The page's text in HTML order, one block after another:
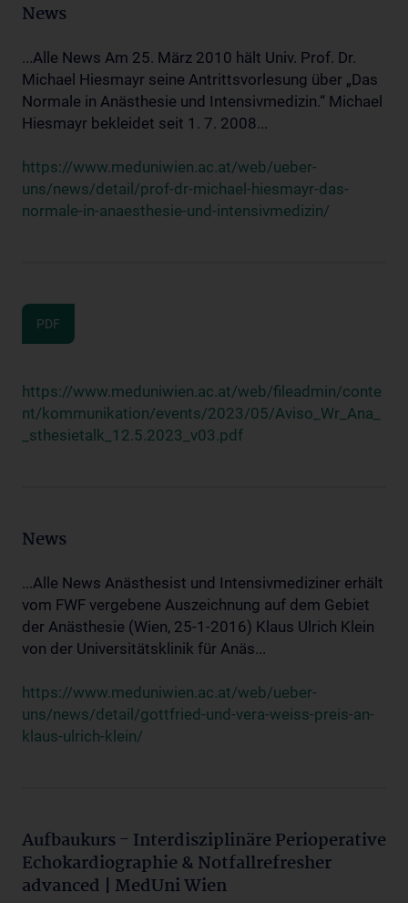
News
...Alle News Am 25. März 2010 hält Univ. Prof. Dr.
Michael Hiesmayr seine Antrittsvorlesung über „Das
Normale in Anästhesie und Intensivmedizin.“ Michael
Hiesmayr bekleidet seit 1. 7. 2008...
https://www.meduniwien.ac.at/web/ueber-
uns/news/detail/prof-dr-michael-hiesmayr-das-
normale-in-anaesthesie-und-intensivmedizin/
PDF
https://www.meduniwien.ac.at/web/fileadmin/conte
nt/kommunikation/events/2023/05/Aviso_Wr_Ana_
_sthesietalk_12.5.2023_v03.pdf
News
...Alle News Anästhesist und Intensivmediziner erhält
vom FWF vergebene Auszeichnung auf dem Gebiet
der Anästhesie (Wien, 25-1-2016) Klaus Ulrich Klein
von der Universitätsklinik für Anäs...
https://www.meduniwien.ac.at/web/ueber-
uns/news/detail/gottfried-und-vera-weiss-preis-an-
klaus-ulrich-klein/
Aufbaukurs - Interdisziplinäre Perioperative
Echokardiographie & Notfallrefresher
advanced | MedUni Wien